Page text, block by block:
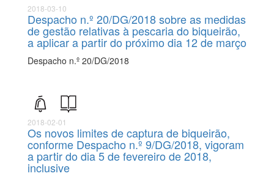
2018-03-10
Despacho n.º 20/DG/2018 sobre as medidas
de gestão relativas à pescaria do biqueirão,
a aplicar a partir do próximo dia 12 de março
Despacho n.º 20/DG/2018
2018-02-01
Os novos limites de captura de biqueirão,
conforme Despacho n.º 9/DG/2018, vigoram
a partir do dia 5 de fevereiro de 2018,
inclusive